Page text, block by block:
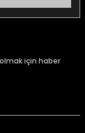
için haber